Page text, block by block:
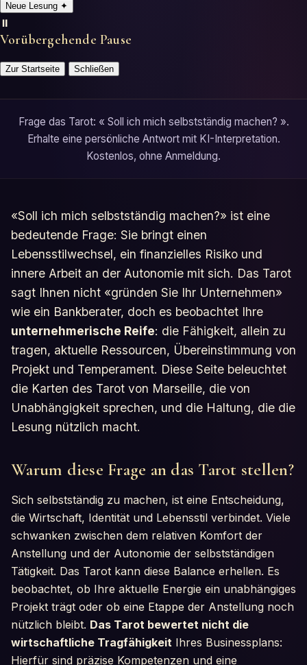
Neue Lesung ✦
⏸️
Vorübergehende Pause
Zur Startseite Schließen
Frage das Tarot: « Soll ich mich selbstständig machen? ».
Erhalte eine persönliche Antwort mit KI-Interpretation.
Kostenlos, ohne Anmeldung.
«Soll ich mich selbstständig machen?» ist eine
bedeutende Frage: Sie bringt einen
Lebensstilwechsel, ein finanzielles Risiko und
innere Arbeit an der Autonomie mit sich. Das Tarot
sagt Ihnen nicht «gründen Sie Ihr Unternehmen»
wie ein Bankberater, doch es beobachtet Ihre
unternehmerische Reife: die Fähigkeit, allein zu
tragen, aktuelle Ressourcen, Übereinstimmung von
Projekt und Temperament. Diese Seite beleuchtet
die Karten des Tarot von Marseille, die von
Unabhängigkeit sprechen, und die Haltung, die die
Lesung nützlich macht.
Warum diese Frage an das Tarot stellen?
Sich selbstständig zu machen, ist eine Entscheidung,
die Wirtschaft, Identität und Lebensstil verbindet. Viele
schwanken zwischen dem relativen Komfort der
Anstellung und der Autonomie der selbstständigen
Tätigkeit. Das Tarot kann diese Balance erhellen. Es
beobachtet, ob Ihre aktuelle Energie ein unabhängiges
Projekt trägt oder ob eine Etappe der Anstellung noch
nützlich bleibt. Das Tarot bewertet nicht die
wirtschaftliche Tragfähigkeit Ihres Businessplans:
Hierfür sind präzise Kompetenzen und eine